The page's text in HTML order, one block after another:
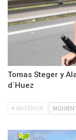
Tomas Steger y
d´Huez
ANTERIOR